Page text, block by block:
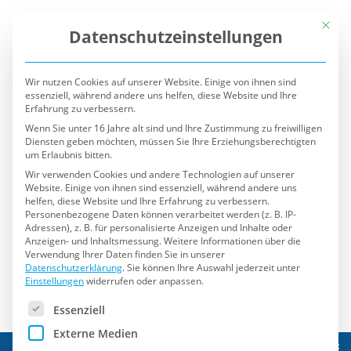
Mit
Datenschutzeinstellungen
Wir nutzen Cookies auf unserer Website. Einige von ihnen sind
essenziell, während andere uns helfen, diese Website und Ihre
Erfahrung zu verbessern.
Wenn Sie unter 16 Jahre alt sind und Ihre Zustimmung zu freiwilligen
Diensten geben möchten, müssen Sie Ihre Erziehungsberechtigten
um Erlaubnis bitten.
Wir verwenden Cookies und andere Technologien auf unserer
Website. Einige von ihnen sind essenziell, während andere uns
helfen, diese Website und Ihre Erfahrung zu verbessern.
Personenbezogene Daten können verarbeitet werden (z. B. IP-
Adressen), z. B. für personalisierte Anzeigen und Inhalte oder
Anzeigen- und Inhaltsmessung.Weitere Informationen über die
Verwendung Ihrer Daten finden Sie in unserer
Datenschutzerklärung.Sie können Ihre Auswahl jederzeit unter
Einstellungenwiderrufen oder anpassen.
Es folgt eine Liste der Service-Gruppen, für die eine
Essenziell
Externe Medien